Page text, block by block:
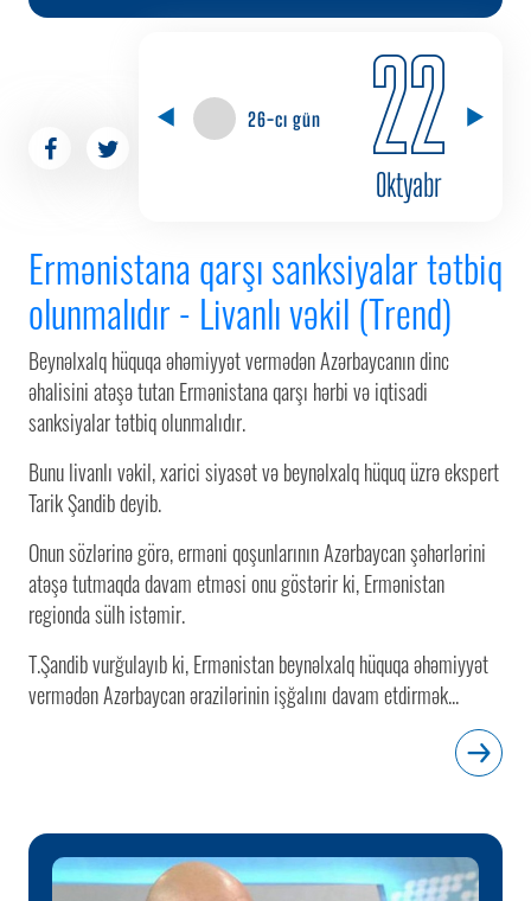
26-cı gün 22
Oktyabr
Ermənistana qarşı sanksiyalar tətbiq
olunmalıdır - Livanlı vəkil (Trend)
Beynəlxalq hüquqa əhəmiyyət vermədən Azərbaycanın dinc
əhalisini atəşə tutan Ermənistana qarşı hərbi və iqtisadi
sanksiyalar tətbiq olunmalıdır.
Bunu livanlı vəkil, xarici siyasət və beynəlxalq hüquq üzrə ekspert
Tarik Şandib deyib.
Onun sözlərinə görə, erməni qoşunlarının Azərbaycan şəhərlərini
atəşə tutmaqda davam etməsi onu göstərir ki, Ermənistan
regionda sülh istəmir.
T.Şandib vurğulayıb ki, Ermənistan beynəlxalq hüquqa əhəmiyyət
vermədən Azərbaycan ərazilərinin işğalını davam etdirmək...